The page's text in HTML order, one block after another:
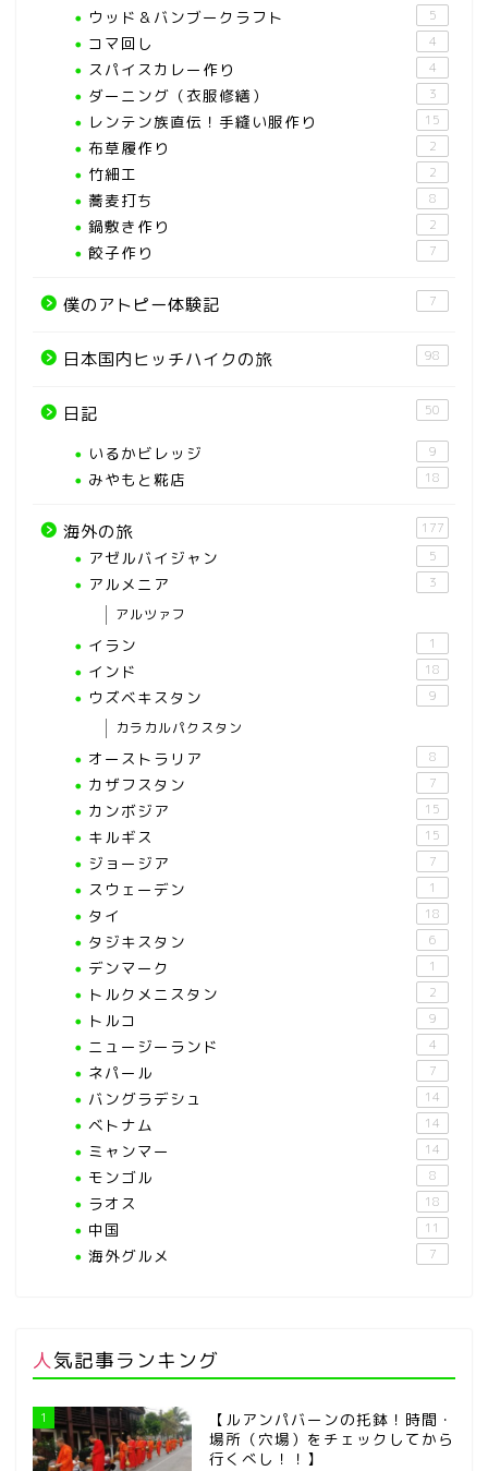
ウッド＆バンブークラフト
5
コマ回し 4
スパイスカレー作り 4
ダーニング（衣服修繕） 3
レンテン族直伝！手縫い服作り 15
布草履作り 2
竹細工 2
蕎麦打ち 8
鍋敷き作り 2
餃子作り 7
僕のアトピー体験記 7
日本国内ヒッチハイクの旅 98
日記 50
いるかビレッジ 9
みやもと糀店 18
海外の旅 177
アゼルバイジャン 5
アルメニア 3
アルツァフ
イラン 1
インド 18
ウズベキスタン 9
カラカルパクスタン
オーストラリア 8
カザフスタン 7
カンボジア 15
キルギス 15
ジョージア 7
スウェーデン 1
タイ 18
タジキスタン 6
デンマーク 1
トルクメニスタン 2
トルコ 9
ニュージーランド 4
ネパール 7
バングラデシュ 14
ベトナム 14
ミャンマー 14
モンゴル 8
ラオス 18
中国 11
海外グルメ 7
人気記事ランキング
1
【ルアンパバーンの托鉢！時間・
場所（穴場）をチェックしてから
行くべし！！】